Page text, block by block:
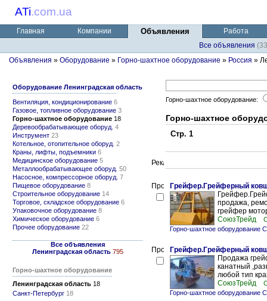
ATi.com.ua
Главная Компании Объявления
Работа
Все объявления
Объявления » Оборудование » Горно-шахтное оборудование » Россия »
Оборудование Ленинградская область
Вентиляция, кондиционирование 6
Газовое, топливное оборудование 3
Горно-шахтное оборудование 18
Деревообрабатывающее оборуд. 4
Инструмент 23
Котельное, отопительное оборуд. 2
Краны, лифты, подъемники 6
Медицинское оборудование 5
Металлообрабатывающее оборуд. 50
Насосное, компрессорное оборуд. 7
Пищевое оборудование 8
Строительное оборудование 14
Торговое, складское оборудование 6
Упаковочное оборудование 8
Химическое оборудование 6
Прочее оборудование 22
Все объявления
Ленинградская область 795
Горно-шахтное оборудование
Ленинградская область 18
Санкт-Петербург 18
Горно-шахтное оборудование:
Горно-шахтное
Стр. 1
Грейфер.Грейферный
продажа,
грейфер
СоюзТрейд
Горно-шахтное оборудование
Грейфер.Грейферный
Продажа
канатный
любой тип
СоюзТрейд
Горно-шахтное оборудование